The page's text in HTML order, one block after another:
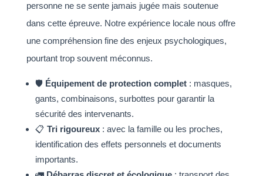
personne ne se sente jamais jugée mais soutenue
dans cette épreuve. Notre expérience locale nous offre
une compréhension fine des enjeux psychologiques,
pourtant trop souvent méconnus.
🛡️ Équipement de protection complet: masques,
gants, combinaisons, surbottes pour garantir la
sécurité des intervenants.
📋 Tri rigoureux: avec la famille ou les proches,
identification des effets personnels et documents
importants.